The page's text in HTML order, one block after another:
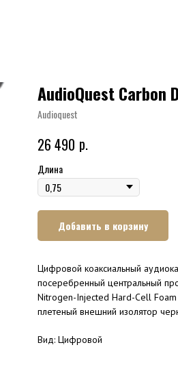
AudioQuest Carbon
Audioquest
26 490 р.
Длина
Добавить в корзину
Цифровой коаксиальный
посеребренный центральный
Nitrogen-Injected Hard-Cell
плетеный внешний изолятор
Вид: Цифровой